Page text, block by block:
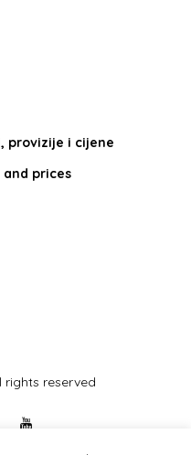
provizije i cijene
and prices
rights reserved